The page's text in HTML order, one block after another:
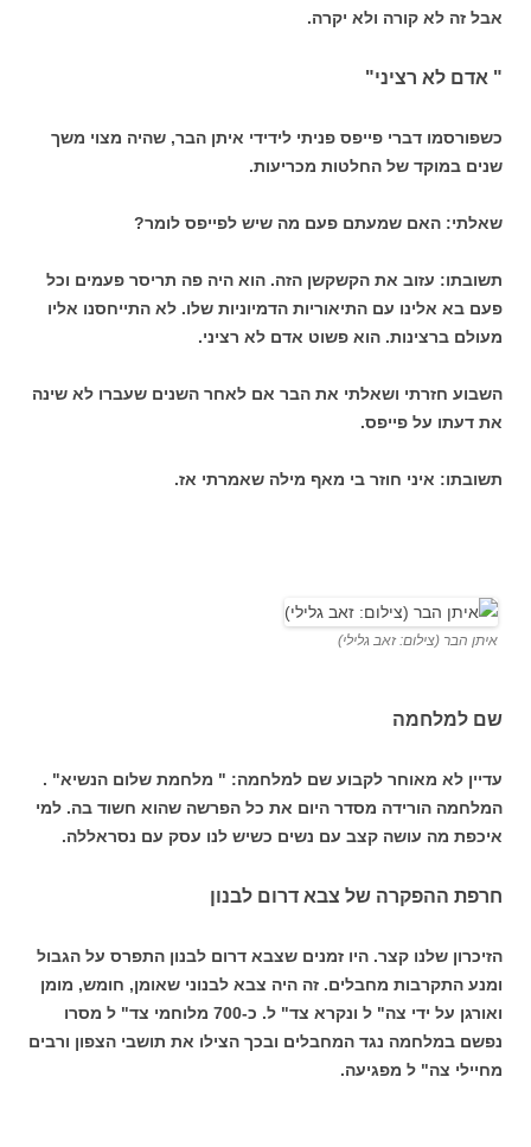
אבל זה לא קורה ולא יקרה.
" אדם לא רציני"
כשפורסמו דברי פייפס פניתי לידידי איתן הבר, שהיה מצוי משך
שנים במוקד של החלטות מכריעות.
שאלתי: האם שמעתם פעם מה שיש לפייפס לומר?
תשובתו: עזוב את הקשקשן הזה. הוא היה פה תריסר פעמים וכל
פעם בא אלינו עם התיאוריות הדמיוניות שלו. לא התייחסנו אליו
מעולם ברצינות. הוא פשוט אדם לא רציני.
השבוע חזרתי ושאלתי את הבר אם לאחר השנים שעברו לא שינה
את דעתו על פייפס.
תשובתו: איני חוזר בי מאף מילה שאמרתי אז.
איתן הבר (צילום: זאב גלילי)
שם למלחמה
עדיין לא מאוחר לקבוע שם למלחמה: " מלחמת שלום הנשיא" .
המלחמה הורידה מסדר היום את כל הפרשה שהוא חשוד בה. למי
איכפת מה עושה קצב עם נשים כשיש לנו עסק עם נסראללה.
חרפת ההפקרה של צבא דרום לבנון
הזיכרון שלנו קצר. היו זמנים שצבא דרום לבנון התפרס על הגבול
ומנע התקרבות מחבלים. זה היה צבא לבנוני שאומן, חומש, מומן
ואורגן על ידי צה" ל ונקרא צד" ל. כ-700 מלוחמי צד" ל מסרו
נפשם במלחמה נגד המחבלים ובכך הצילו את תושבי הצפון ורבים
מחיילי צה" ל מפגיעה.